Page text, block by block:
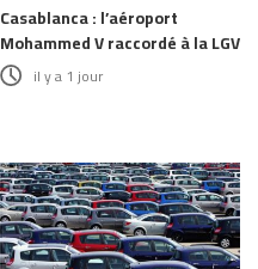
Casablanca : l’aéroport
Mohammed V raccordé à la LGV
il y a 1 jour